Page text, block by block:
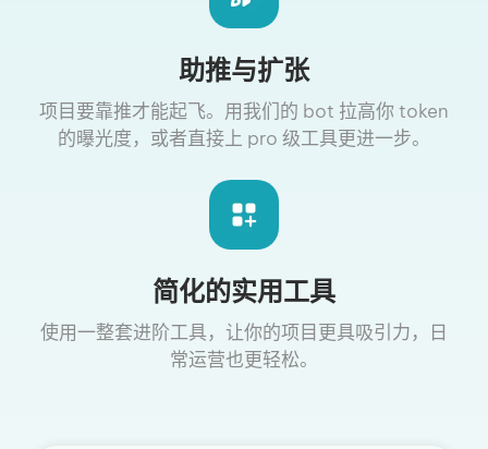
助推与扩张
项目要靠推才能起飞。用我们的 bot 拉高你 token
的曝光度，或者直接上 pro 级工具更进一步。
简化的实用工具
使用一整套进阶工具，让你的项目更具吸引力，日
常运营也更轻松。